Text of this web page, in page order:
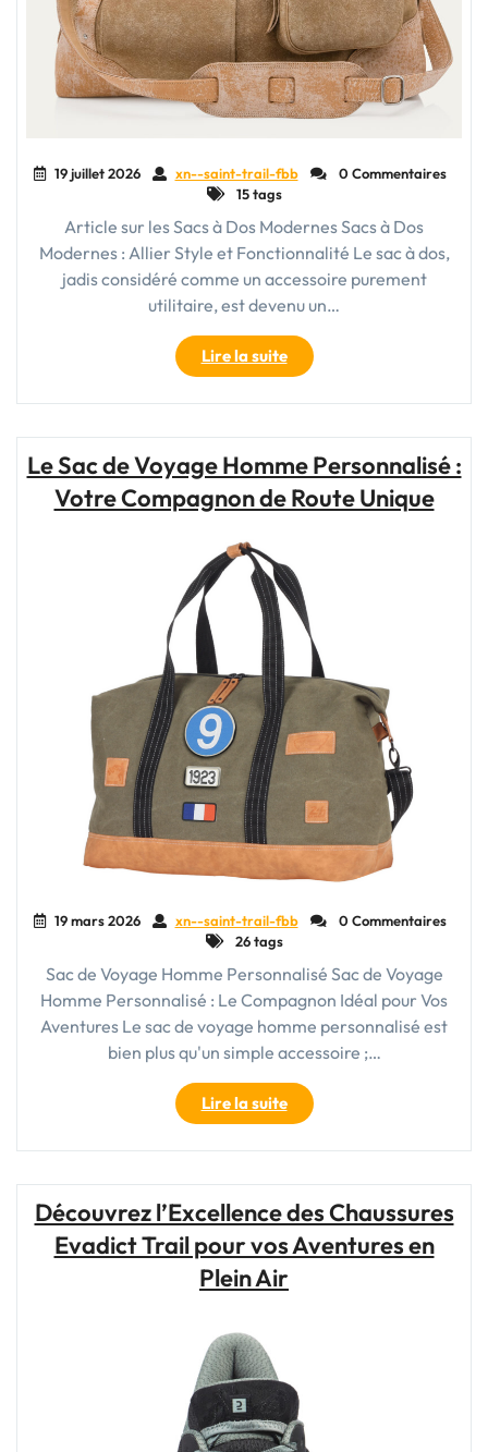
19 juillet 2026 xn--saint-trail-fbb
0 Commentaires
15 tags
Article sur les Sacs à Dos Modernes Sacs à Dos
Modernes : Allier Style et Fonctionnalité Le sac à dos,
jadis considéré comme un accessoire purement
utilitaire, est devenu un…
Lire la suite"Sac
Voyage
:
Compagnon
Idéal
le
Monde"
Le Sac de Voyage Homme Personnalisé :
Votre Compagnon de Route Unique
19 mars 2026 xn--saint-trail-fbb
0 Commentaires
26 tags
Sac de Voyage Homme Personnalisé Sac de Voyage
Homme Personnalisé : Le Compagnon Idéal pour Vos
Aventures Le sac de voyage homme personnalisé est
bien plus qu'un simple accessoire ;…
Lire la suite"Le
Sac
de
Personnalisé
:
Compagnon
Découvrez l’Excellence des Chaussures
Evadict Trail pour vos Aventures en
Plein Air